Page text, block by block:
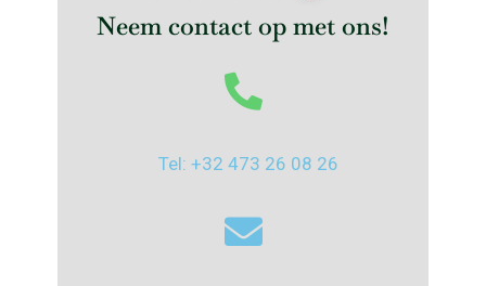
Neem contact op met ons!
Tel: +32 473 26 08 26